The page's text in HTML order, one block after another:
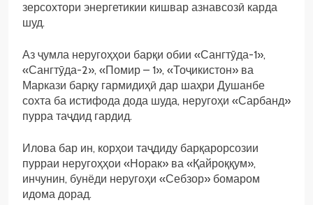
зерсохтори энергетикии кишвар азнавсозӣ карда
шуд.
Аз ҷумла неругоҳҳои барқи обии «Сангтӯда-1»,
«Сангтӯда-2», «Помир – 1», «Тоҷикистон» ва
Маркази барқу гармидиҳӣ дар шаҳри Душанбе
сохта ба истифода дода шуда, неругоҳи «Сарбанд»
пурра таҷдид гардид.
Илова бар ин, корҳои таҷдиду барқарорсозии
пурраи неругоҳҳои «Норак» ва «Қайроққум»,
инчунин, бунёди неругоҳи «Себзор» бомаром
идома дорад.